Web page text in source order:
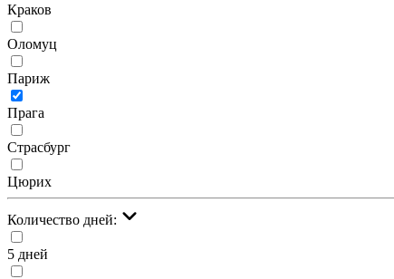
Краков
Оломуц
Париж
Прага
Страсбург
Цюрих
Количество дней:
5 дней